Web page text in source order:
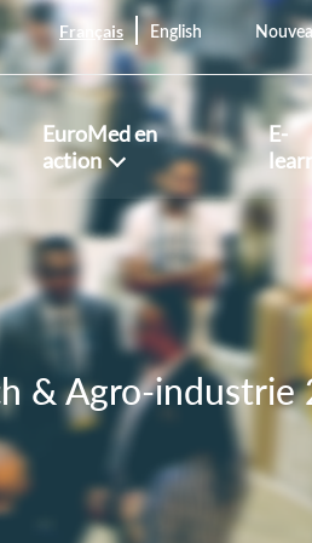
Français English
EuroMed en
action
E-
& Agro-industrie